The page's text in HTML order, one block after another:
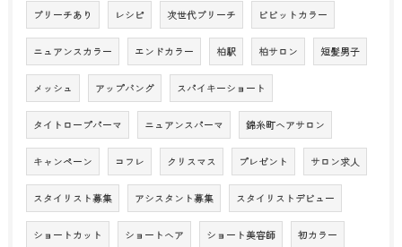
ブリーチあり レシピ 次世代ブリーチ ビビットカラー
ニュアンスカラー エンドカラー 柏駅 柏サロン 短髪男子
メッシュ アップバング スパイキーショート
タイトロープパーマ ニュアンスパーマ 錦糸町ヘアサロン
キャンペーン コフレ クリスマス プレゼント サロン求人
スタイリスト募集 アシスタント募集 スタイリストデビュー
ショートカット ショートヘア ショート美容師 初カラー